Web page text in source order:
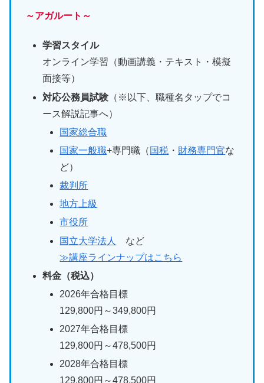
～アガルート～
学習スタイル
オンライン学習（動画講義・テキスト・模擬
面接等）
対応公務員試験 （※以下、職種名タップでコ
ース解説記事へ）
国家総合職
国家一般職+専門職（ 国税 ・ 財務専門官な
ど）
裁判所
地方上級
市役所
国立大学法人
など
≫講座ラインナップはこちら
料金（税込）
2026年合格目標
129,800円～349,800円
2027年合格目標
129,800円～478,500円
2028年合格目標
129,800円～478,500円